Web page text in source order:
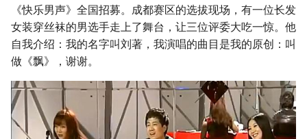
《快乐男声》全国招募。成都赛区的选拔现场，有一位长发
女装穿丝袜的男选手走上了舞台，让三位评委大吃一惊。他
自我介绍：我的名字叫刘著，我演唱的曲目是我的原创：叫
做《飘》，谢谢。